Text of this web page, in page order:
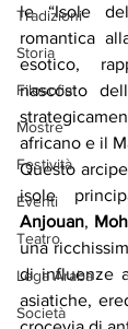
Tradizioni
Storia
Filosofia
Mostre
Festività
Eventi
Teatro
Lega Araba
Società
le “Isole
romantica
esotico,
nascosto
africano e il
Questo
isole
Anjouan,
una
di influenze
asiatiche,